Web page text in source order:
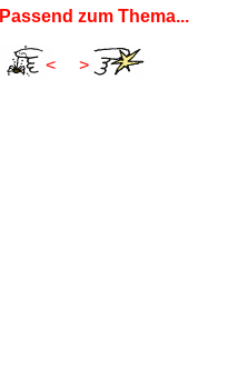
Passend zum Thema...
< >